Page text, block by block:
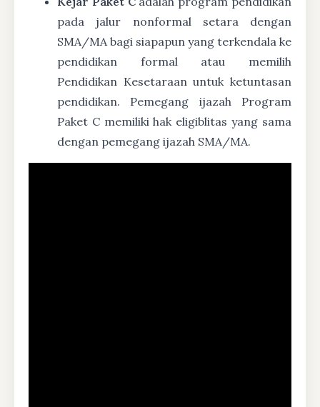
pada jalur nonformal setara dengan
SMA/MA bagi siapapun yang terkendala ke
pendidikan formal atau memilih
Pendidikan Kesetaraan untuk ketuntasan
pendidikan. Pemegang ijazah Program
Paket C memiliki hak eligiblitas yang sama
dengan pemegang ijazah SMA/MA.